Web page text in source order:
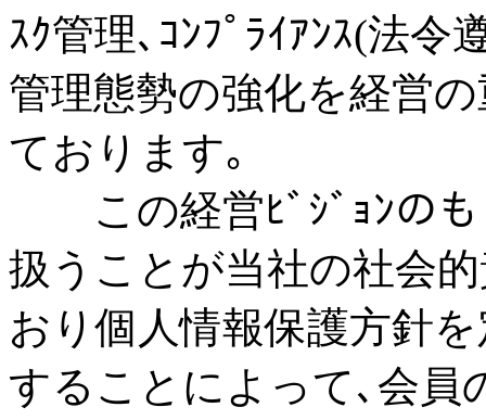
ｽｸ管理､ｺﾝﾌﾟﾗｲｱﾝｽ(法
管理態勢の強化を経営
ております｡
この経営ﾋﾞｼﾞｮﾝのも
扱うことが当社の社会
おり個人情報保護方針
することによって､会員